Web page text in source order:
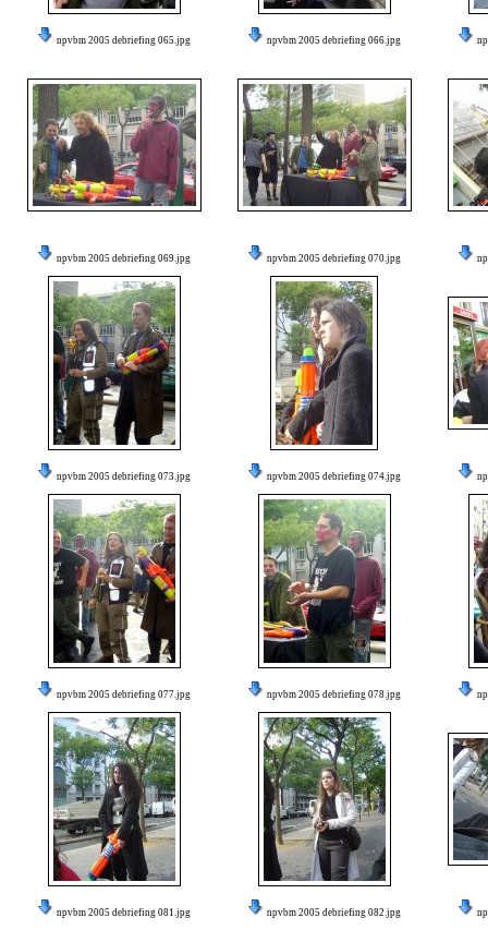
npvbm 2005 debriefing 065.jpg npvbm 2005 debriefing 066.jpg
npvbm 2005 debriefing 069.jpg npvbm 2005 debriefing 070.jpg
npvbm 2005 debriefing 073.jpg npvbm 2005 debriefing 074.jpg
npvbm 2005 debriefing 077.jpg npvbm 2005 debriefing 078.jpg
npvbm 2005 debriefing 081.jpg npvbm 2005 debriefing 082.jpg